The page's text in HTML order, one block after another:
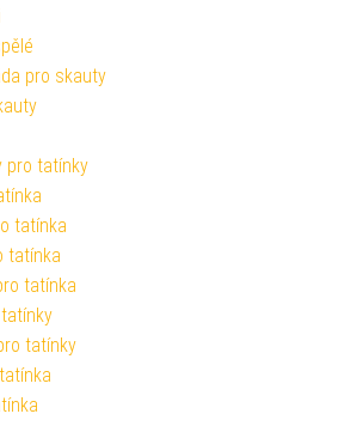
pro skauty
pro tatínky
tatínka
tatínka
tatínka
tatínky